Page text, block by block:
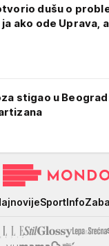
dušu o
ako ode Uprava,
stigao u
SportInfo